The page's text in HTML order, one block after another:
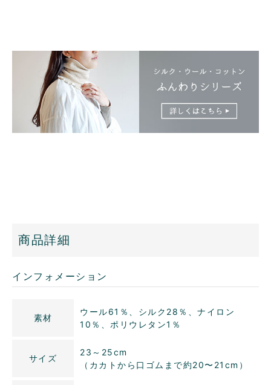
商品詳細
インフォメーション
素材
ウール61％、シルク28％、ナイロン
10％、ポリウレタン1％
サイズ
23～25cm
（カカトから口ゴムまで約20〜21cm）